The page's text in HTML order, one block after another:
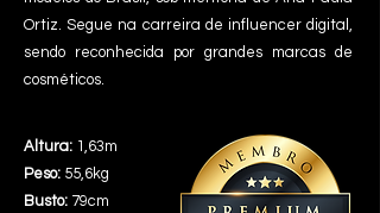
Ortiz. Segue na carreira de influencer digital,
sendo reconhecida por grandes marcas de
cosméticos.
Altura: 1,63m
Peso: 55,6kg
Busto: 79cm